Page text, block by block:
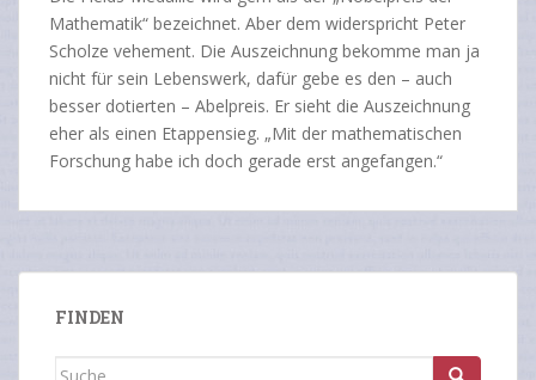
Mathematik“ bezeichnet. Aber dem widerspricht Peter
Scholze vehement. Die Auszeichnung bekomme man ja
nicht für sein Lebenswerk, dafür gebe es den – auch
besser dotierten – Abelpreis. Er sieht die Auszeichnung
eher als einen Etappensieg. „Mit der mathematischen
Forschung habe ich doch gerade erst angefangen.“
FINDEN
Suche